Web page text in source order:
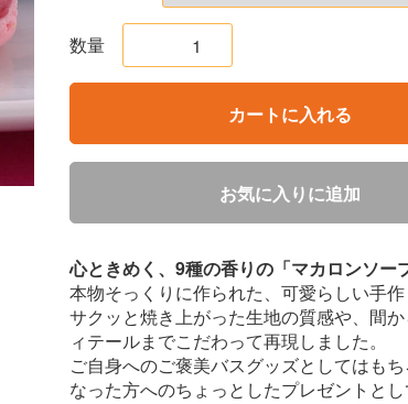
数量
カートに入れる
お気に入りに追加
心ときめく、9種の香りの「マカロンソー
本物そっくりに作られた、可愛らしい手作
サクッと焼き上がった生地の質感や、間
ィテールまでこだわって再現しました。
ご自身へのご褒美バスグッズとしてはも
なった方へのちょっとしたプレゼントとし